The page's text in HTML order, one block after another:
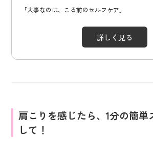
「大事なのは、こる前のセルフケア」
詳しく見る
肩こりを感じたら、1分の簡
して！